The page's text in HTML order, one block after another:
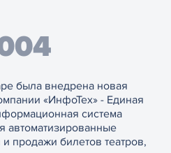
была внедрена новая
«ИнфоТех» - Единая
система
автоматизированные
продажи билетов театров,